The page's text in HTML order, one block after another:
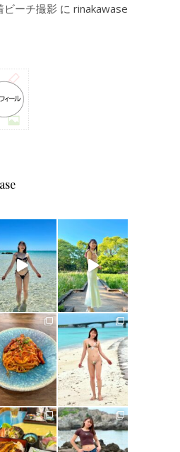
ビーチ撮影 に rinakawase